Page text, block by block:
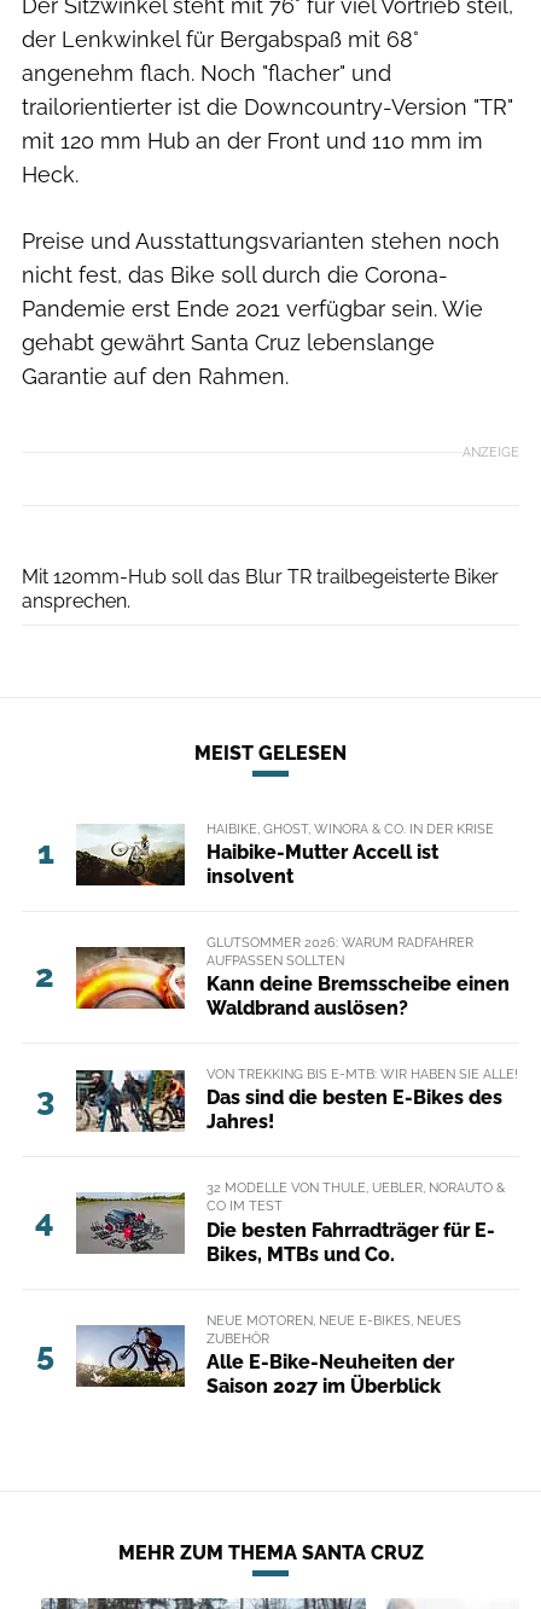
Der Sitzwinkel steht mit 76° für viel Vortrieb steil,
der Lenkwinkel für Bergabspaß mit 68°
angenehm flach. Noch "flacher" und
trailorientierter ist die Downcountry-Version "TR"
mit 120 mm Hub an der Front und 110 mm im
Heck.
Preise und Ausstattungsvarianten stehen noch
nicht fest, das Bike soll durch die Corona-
Pandemie erst Ende 2021 verfügbar sein. Wie
gehabt gewährt Santa Cruz lebenslange
Garantie auf den Rahmen.
ANZEIGE
Mit 120mm-Hub soll das Blur TR trailbegeisterte Biker
ansprechen.
MEIST GELESEN
1
HAIBIKE, GHOST, WINORA & CO. IN DER KRISE
Haibike-Mutter Accell ist
insolvent
2
GLUTSOMMER 2026: WARUM RADFAHRER
AUFPASSEN SOLLTEN
Kann deine Bremsscheibe einen
Waldbrand auslösen?
3
VON TREKKING BIS E-MTB: WIR HABEN SIE ALLE!
Das sind die besten E-Bikes des
Jahres!
4
32 MODELLE VON THULE, UEBLER, NORAUTO &
CO IM TEST
Die besten Fahrradträger für E-
Bikes, MTBs und Co.
5
NEUE MOTOREN, NEUE E-BIKES, NEUES
ZUBEHÖR
Alle E-Bike-Neuheiten der
Saison 2027 im Überblick
MEHR ZUM THEMA SANTA CRUZ